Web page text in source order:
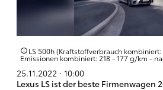
LS 500h (Kraftstoffverbrauch
Emissionen kombiniert: 218 - 177 g/km -
25.11.2022 · 10:00
Lexus LS ist der beste Firmenwagen